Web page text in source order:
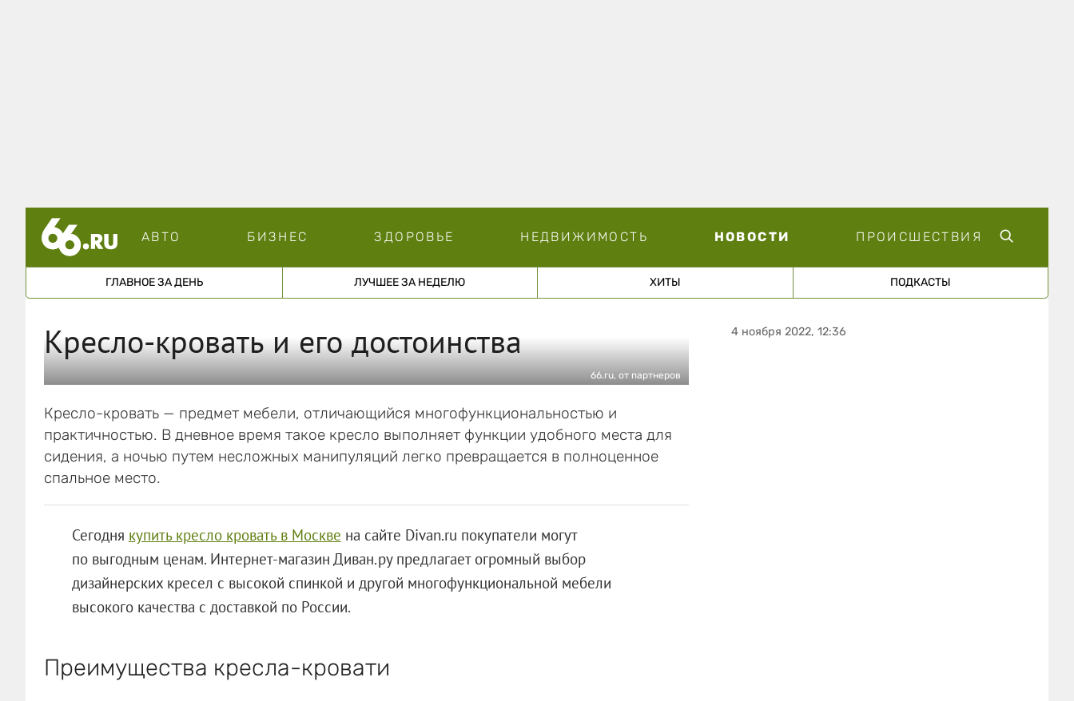
АВТО БИЗНЕС ЗДОРОВЬЕ НЕДВИЖИМОСТЬ НОВОСТИ ПРОИСШЕСТВИЯ
ГЛАВНОЕ ЗА ДЕНЬ ЛУЧШЕЕ ЗА НЕДЕЛЮ ХИТЫ ПОДКАСТЫ
Кресло-кровать и его достоинства
66.ru, от партнеров
Кресло-кровать — предмет мебели, отличающийся многофункциональностью и
практичностью. В дневное время такое кресло выполняет функции удобного места для
сидения, а ночью путем несложных манипуляций легко превращается в полноценное
спальное место.
Сегодня купить кресло кровать в Москве на сайте Divan.ru покупатели могут
по выгодным ценам. Интернет-магазин Диван.ру предлагает огромный выбор
дизайнерских кресел с высокой спинкой и другой многофункциональной мебели
высокого качества с доставкой по России.
Преимущества кресла-кровати
4 ноября 2022, 12:36